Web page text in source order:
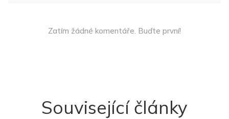
Zatím žádné komentáře. Buďte první!
Související články